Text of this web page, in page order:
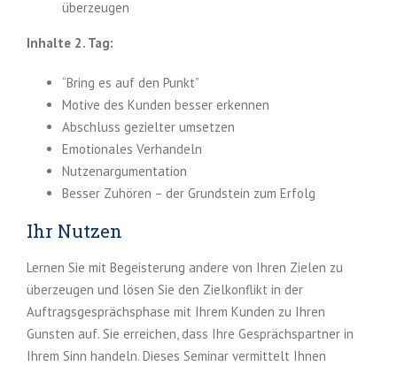
überzeugen
Inhalte 2. Tag:
“Bring es auf den Punkt”
Motive des Kunden besser erkennen
Abschluss gezielter umsetzen
Emotionales Verhandeln
Nutzenargumentation
Besser Zuhören – der Grundstein zum Erfolg
Ihr Nutzen
Lernen Sie mit Begeisterung andere von Ihren Zielen zu
überzeugen und lösen Sie den Zielkonflikt in der
Auftragsgesprächsphase mit Ihrem Kunden zu Ihren
Gunsten auf. Sie erreichen, dass Ihre Gesprächspartner in
Ihrem Sinn handeln. Dieses Seminar vermittelt Ihnen